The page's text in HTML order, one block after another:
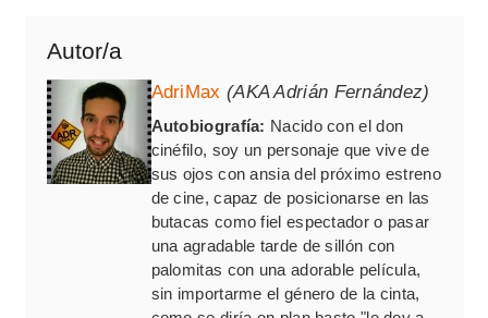
Autor/a
AdriMax (AKA Adrián Fernández)
Autobiografía: Nacido con el don
cinéfilo, soy un personaje que vive de
sus ojos con ansia del próximo estreno
de cine, capaz de posicionarse en las
butacas como fiel espectador o pasar
una agradable tarde de sillón con
palomitas con una adorable película,
sin importarme el género de la cinta,